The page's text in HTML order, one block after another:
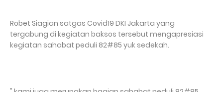
Robet Siagian satgas Covid19 DKI Jakarta yang
tergabung di kegiatan baksos tersebut mengapresiasi
kegiatan sahabat peduli 82#85 yuk sedekah.